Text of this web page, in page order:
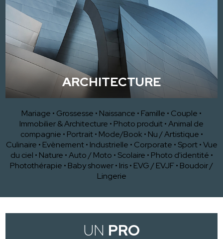
ARCHITECTURE
Mariage • Grossesse • Naissance • Famille • Couple •
Immobilier & Architecture • Photo produit•Animal de
compagnie • Portrait • Mode/Book • Nu / Artistique •
Culinaire • Evènement • Industrielle • Corporate • Sport •Vue
du ciel • Nature •Auto / Moto • Scolaire • Photo d'identité •
Photothérapie • Baby shower• Iris• EVG / EVJF• Boudoir /
Lingerie
UN PRO